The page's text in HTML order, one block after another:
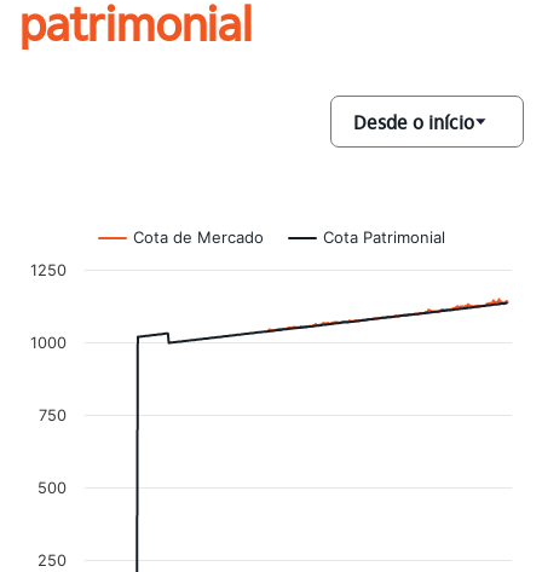
patrimonial
Cota de Mercado Cota Patrimonial
250
500
750
1000
1250